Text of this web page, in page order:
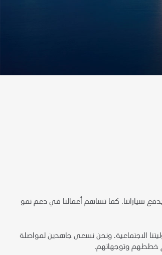
سياراتنا. كما تساهم أعمالنا في دعم نمو
الاجتماعية. ونحن نسعى جاهدين لمواصلة
مع خططهم وتوجهاتهم.